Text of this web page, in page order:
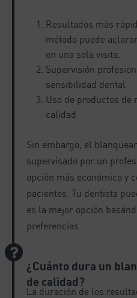
Resultados más
método puede
en una sola visita.
Supervisión
sensibilidad dental
Uso de productos de
calidad
Sin embargo, el
supervisado por un
opción más económica y
pacientes. Tu dentista
es la mejor opción
preferencias.
¿Cuánto dura un
de calidad?
La duración de los